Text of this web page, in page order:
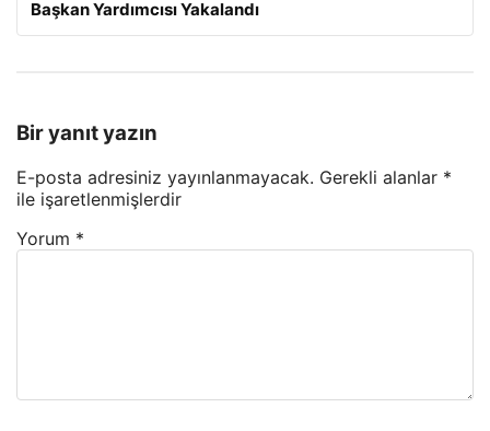
Başkan Yardımcısı Yakalandı
Bir yanıt yazın
E-posta adresiniz yayınlanmayacak. Gerekli alanlar *
ile işaretlenmişlerdir
Yorum *